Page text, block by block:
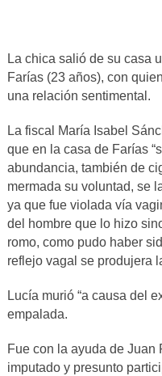
La chica salió de su casa
Farías (23 años), con
una relación sentimental.
La fiscal María Isabel
que en la casa de Farías
abundancia, también de
mermada su voluntad, se
ya que fue violada vía
del hombre que lo hizo
romo, como pudo haber
reflejo vagal se produjera
Lucía murió “a causa del
empalada.
Fue con la ayuda de Juan
imputado y presunto